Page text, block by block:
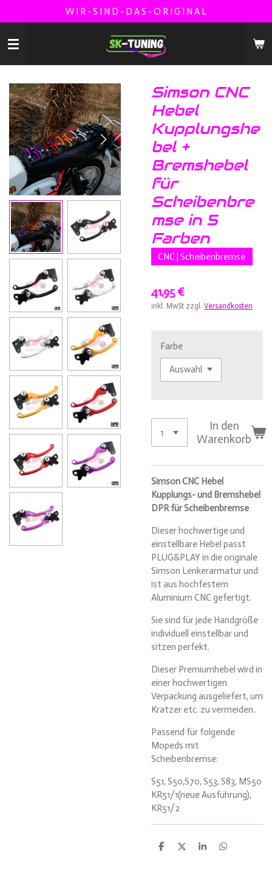
Hauptinhalt
springen
W I R - S I N D - D A S - O R I G I N A L
Simson CNC
Hebel
Kupplungshe
bel +
Bremshebel
für
Scheibenbre
mse in 5
Farben
CNC | Scheibenbremse
41,95 €
inkl. MwSt zzgl. Versandkosten
Farbe
In den
Warenkorb
Simson CNC Hebel
Kupplungs- und Bremshebel
DPR für Scheibenbremse
Dieser hochwertige und
einstellbare Hebel passt
PLUG&PLAY in die originale
Simson Lenkerarmatur und
ist aus hochfestem
Aluminium CNC gefertigt.
Sie sind für jede Handgröße
individuell einstellbar und
sitzen perfekt.
Dieser Premiumhebel wird in
einer hochwertigen
Verpackung ausgeliefert, um
Kratzer etc. zu vermeiden.
Passend für folgende
Mopeds mit
Scheibenbremse:
S51, S50,S70, S53, S83, MS50
KR51/1(neue Ausführung),
KR51/2
T
T
T
T